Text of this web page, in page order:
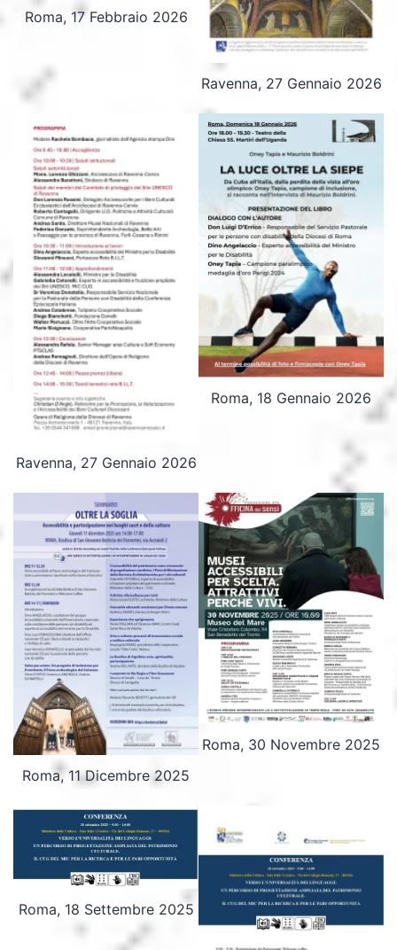
Roma, 17 Febbraio 2026
Ravenna, 27 Gennaio 2026
Ravenna, 27 Gennaio 2026
Roma, 18 Gennaio 2026
Roma, 11 Dicembre 2025
Roma, 30 Novembre 2025
Roma, 18 Settembre 2025